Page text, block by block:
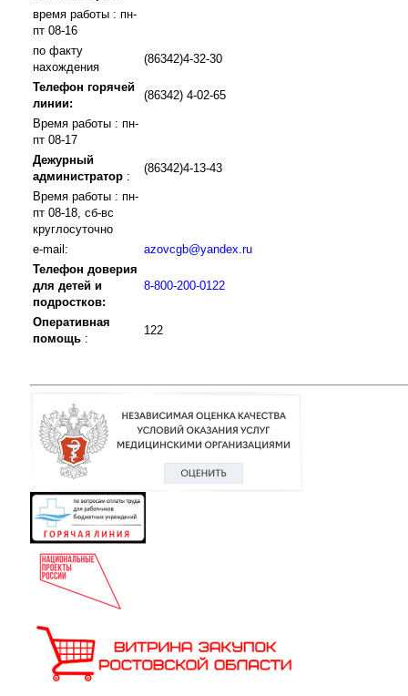
время работы : пн-
пт 08-16
по факту
нахождения
(86342)4-32-30
Телефон горячей
линии:
(86342) 4-02-65
Время работы : пн-
пт 08-17
Дежурный
администратор :
(86342)4-13-43
Время работы : пн-
пт 08-18, сб-вс
круглосуточно
e-mail:
azovcgb@yandex.ru
Телефон доверия
для детей и
подростков:
8-800-200-0122
Оперативная
помощь :
122